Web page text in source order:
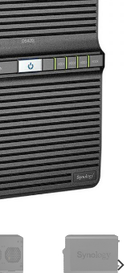
Hozzáadás
a
kívánságlistához